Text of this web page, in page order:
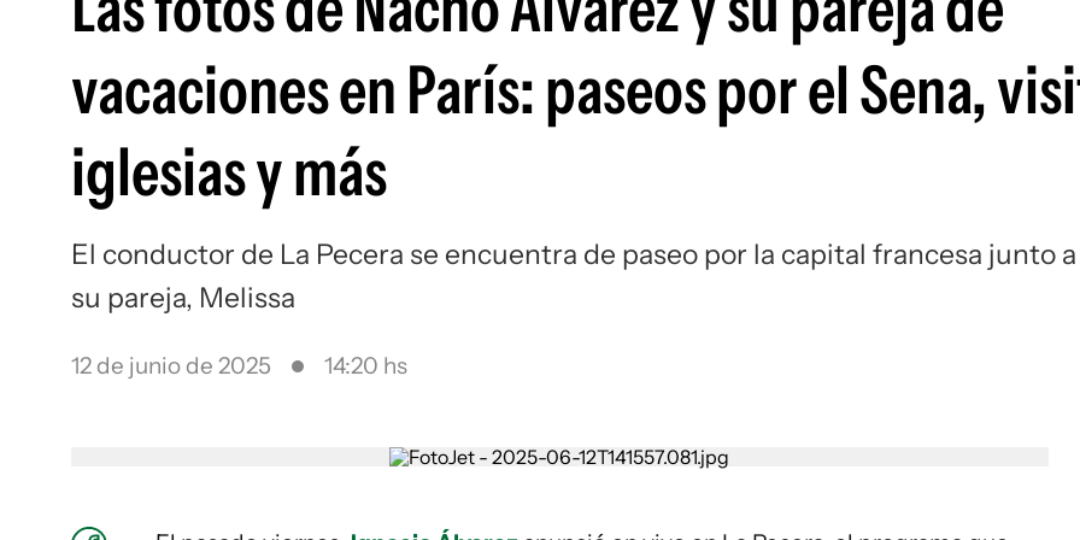
vacaciones en París: paseos por el Sena,
iglesias y más
El conductor de La Pecera se encuentra de paseo por la capital francesa junto a
su pareja, Melissa
12 de junio de 2025 14:20 hs